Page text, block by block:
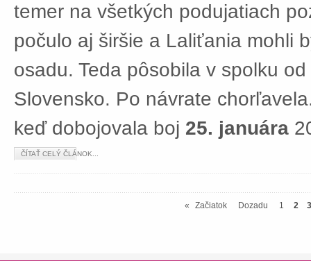
temer na všetkých podujatiach
počulo aj širšie a Laliťania mohli
osadu. Teda pôsobila v spolku
Slovensko. Po návrate
keď dobojovala boj 25. januára
ČÍTAŤ CELÝ ČLÁNOK...
« Začiatok Dozadu 1 2 3